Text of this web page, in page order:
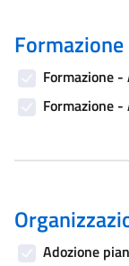
Formazione
Formazione
Formazione
Adozione